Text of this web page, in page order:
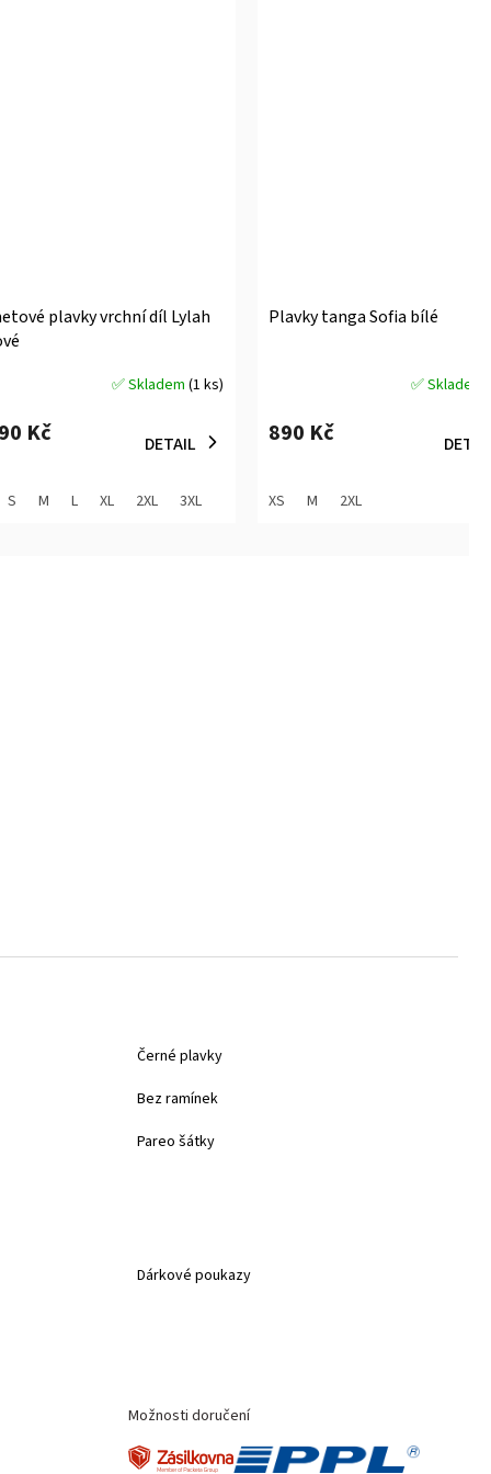
plavky vrchní díl Lylah
✅ Skladem(1 ks)
Kč DETAIL
S M L XL 2XL 3XL
Plavky tanga Sofia bílé
produktu
z
5
✅ Skladem
890 Kč
XS M 2XL
Černé plavky
Bez ramínek
Pareo šátky
Dárkové poukazy
Možnosti doručení